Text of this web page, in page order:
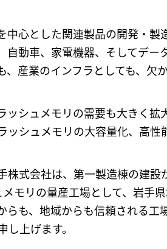
中心とした関連製品の開発・
動車、家電機器、そしてデ
産業のインフラとしても、欠
シュメモリの需要も大きく
シュメモリの大容量化、高性
株式会社は、第一製造棟の建
モリの量産工場として、岩手
らも、地域からも信頼される
上げます。